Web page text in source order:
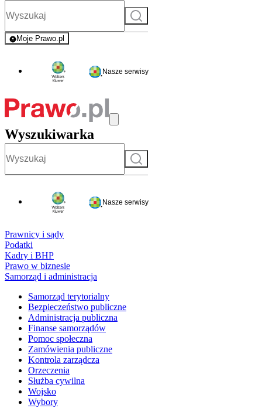
Szukaj
Moje Prawo.pl
- rejestracja i logowanie do serwisu
Nasze serwisy
Wyszukiwarka
Szukaj
Nasze serwisy
Prawnicy i sądy
Podatki
Kadry i BHP
Prawo w biznesie
Samorząd i administracja
Samorząd terytorialny
Bezpieczeństwo publiczne
Administracja publiczna
Finanse samorządów
Pomoc społeczna
Zamówienia publiczne
Kontrola zarządcza
Orzeczenia
Służba cywilna
Wojsko
Wybory